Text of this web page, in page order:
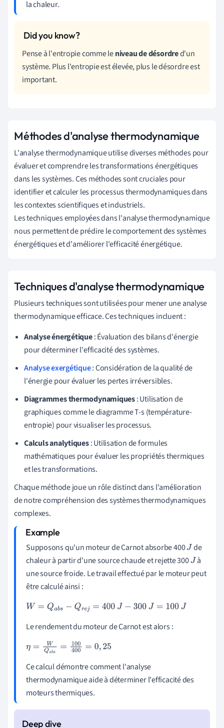
la chaleur.
Pense à l'entropie comme leniveau de désordred'un
système. Plus l'entropie est élevée, plus le désordre est
important.
Méthodes d'analyse thermodynamique
L'analyse thermodynamique utilise diverses méthodes pour
évaluer et comprendre les transformations énergétiques
dans les systèmes. Ces méthodes sont cruciales pour
identifier et calculer les processus thermodynamiques dans
les contextes scientifiques et industriels.
Les techniques employées dans l'analyse thermodynamique
nous permettent de prédire le comportement des systèmes
énergétiques et d'améliorer l'efficacité énergétique.
Techniques d'analyse thermodynamique
Plusieurs techniques sont utilisées pour mener une analyse
thermodynamique efficace. Ces techniques incluent :
Analyse énergétique: Évaluation des bilans d'énergie
pour déterminer l'efficacité des systèmes.
Analyse exergétique: Considération de la qualité de
l'énergie pour évaluer les pertes irréversibles.
Diagrammes thermodynamiques: Utilisation de
graphiques comme le diagramme T-s (température-
entropie) pour visualiser les processus.
Calculs analytiques: Utilisation de formules
mathématiques pour évaluer les propriétés thermiques
et les transformations.
Chaque méthode joue un rôle distinct dans l'amélioration
de notre compréhension des systèmes thermodynamiques
complexes.
Supposons qu'un moteur de Carnot absorbe 400J de
chaleur à partir d'une source chaude et rejette 300Jà
une source froide. Le travail effectué par le moteur peut
être calculé ainsi :
W= Qa bs−Qr ej=400J −300J=100J
Le rendement du moteur de Carnot est alors :
η=W Qabs =100400 =0 ,25
Ce calcul démontre comment l'analyse
thermodynamique aide à déterminer l'efficacité des
moteurs thermiques.